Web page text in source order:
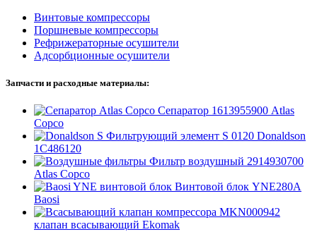
Винтовые компрессоры
Поршневые компрессоры
Рефрижераторные осушители
Адсорбционные осушители
Запчасти и расходные материалы:
Сепаратор 1613955900 Atlas
Copco
Фильтрующий элемент S 0120 Donaldson
1C486120
Фильтр воздушный 2914930700
Atlas Copco
Винтовой блок YNE280A
Baosi
MKN000942
клапан всасывающий Ekomak